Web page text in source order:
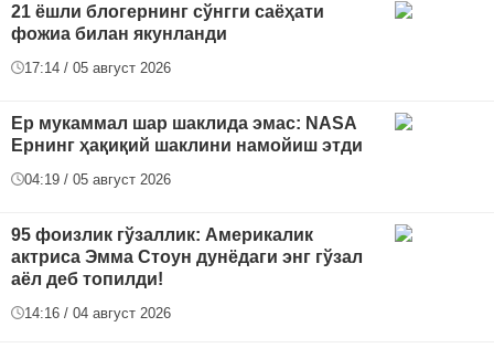
21 ёшли блогернинг сўнгги саёҳати
фожиа билан якунланди
17:14 / 05 август 2026
Ер мукаммал шар шаклида эмас: NASA
Ернинг ҳақиқий шаклини намойиш этди
04:19 / 05 август 2026
95 фоизлик гўзаллик: Америкалик
актриса Эмма Стоун дунёдаги энг гўзал
аёл деб топилди!
14:16 / 04 август 2026